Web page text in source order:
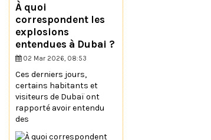
À quoi
correspondent les
explosions
entendues à Dubai ?
02 Mar 2026, 08:53
Ces derniers jours,
certains habitants et
visiteurs de Dubaï ont
rapporté avoir entendu
des